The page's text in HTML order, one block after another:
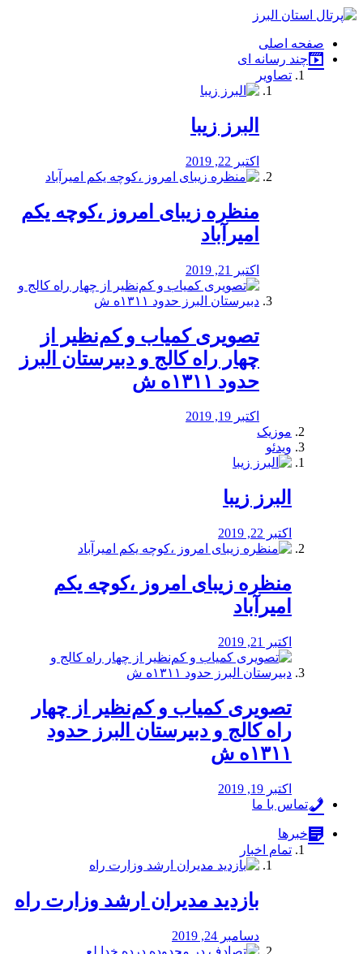
فصد
شرق
تهران
خشکشویی
صفحه اصلی
چند رسانه ای
تصاویر
البرز زیبا
اکتبر 22, 2019
منظره‌‌ زیبای امروز ،کوچه یکم
امیرآباد
اکتبر 21, 2019
️تصویری کمیاب و کم‌نظیر از
چهار راه كالج و دبيرستان البرز
حدود ۱۳۱۱ه ش
اکتبر 19, 2019
موزیک
ویدئو
البرز زیبا
اکتبر 22, 2019
منظره‌‌ زیبای امروز ،کوچه یکم
امیرآباد
اکتبر 21, 2019
️تصویری کمیاب و کم‌نظیر از چهار
راه كالج و دبيرستان البرز حدود
۱۳۱۱ه ش
اکتبر 19, 2019
تماس با ما
خبرها
تمام اخبار
بازدید مدیران ارشد وزارت راه
دسامبر 24, 2019